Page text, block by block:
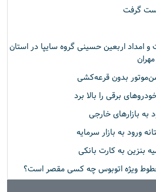
گرفت
امداد اربعین حسینی گروه سایپا در استان
بدون قرعه‌کشی
برقی را بالا برد
به بازارهای خارجی
ورود به بازار سرمایه
بنزین به کارت بانکی
ویژه اتوبوس چه کسی مقصر است؟